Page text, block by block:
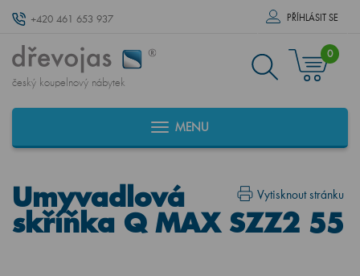
+420 461 653 937 PŘÍHLÁSIT SE
český koupelnový nábytek
0
MENU
Vytisknout stránku
Umyvadlová
skříňka Q MAX SZZ2 55